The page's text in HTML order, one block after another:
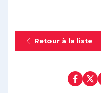
Retour à la liste